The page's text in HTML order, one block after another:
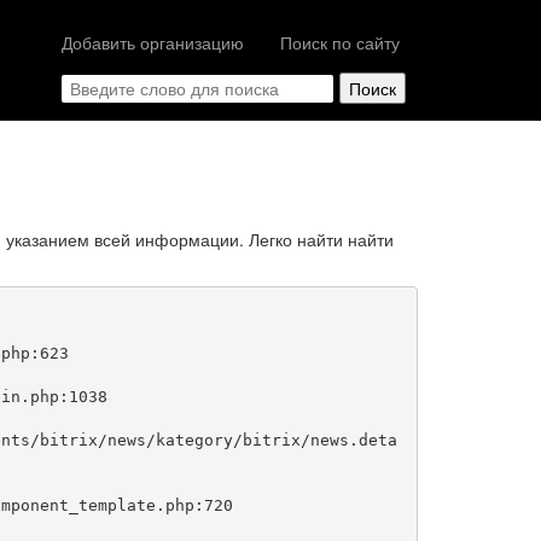
Добавить организацию Поиск по сайту
всей информации. Легко найти найти